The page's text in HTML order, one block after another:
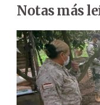
Notas más